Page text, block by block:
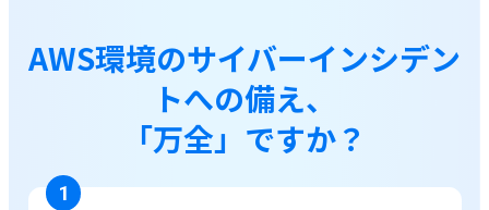
AWS環境のサイバーインシデン
トへの備え、
「万全」ですか？
1